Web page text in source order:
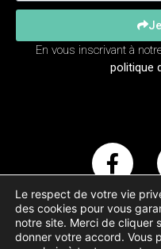
En vous inscrivant à
politique
Copyright –
Le respect de votre vie
des cookies pour vous
notre site. Merci de cliquer
donner votre accord. Vous